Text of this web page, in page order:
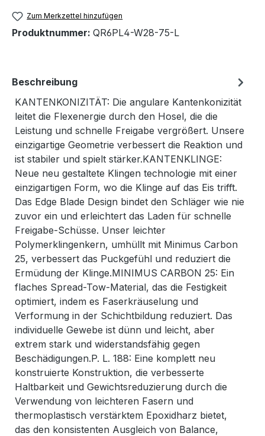
Zum Merkzettel hinzufügen
Produktnummer: QR6PL4-W28-75-L
Beschreibung
KANTENKONIZITÄT: Die angulare Kantenkonizität
leitet die Flexenergie durch den Hosel, die die
Leistung und schnelle Freigabe vergrößert. Unsere
einzigartige Geometrie verbessert die Reaktion und
ist stabiler und spielt stärker.KANTENKLINGE:
Neue neu gestaltete Klingen technologie mit einer
einzigartigen Form, wo die Klinge auf das Eis trifft.
Das Edge Blade Design bindet den Schläger wie nie
zuvor ein und erleichtert das Laden für schnelle
Freigabe-Schüsse. Unser leichter
Polymerklingenkern, umhüllt mit Minimus Carbon
25, verbessert das Puckgefühl und reduziert die
Ermüdung der Klinge.MINIMUS CARBON 25: Ein
flaches Spread-Tow-Material, das die Festigkeit
optimiert, indem es Faserkräuselung und
Verformung in der Schichtbildung reduziert. Das
individuelle Gewebe ist dünn und leicht, aber
extrem stark und widerstandsfähig gegen
Beschädigungen.P. L. 188: Eine komplett neu
konstruierte Konstruktion, die verbesserte
Haltbarkeit und Gewichtsreduzierung durch die
Verwendung von leichteren Fasern und
thermoplastisch verstärktem Epoxidharz bietet,
das den konsistenten Ausgleich von Balance,